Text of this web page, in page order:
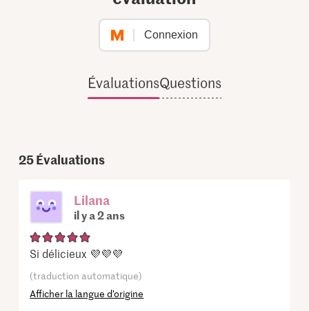
Connexion
ÉvaluationsQuestions
25Évaluations
Lilana
il y a 2 ans
Si délicieux 💜💜💜
(traduction automatique)
Afficher la langue d’origine